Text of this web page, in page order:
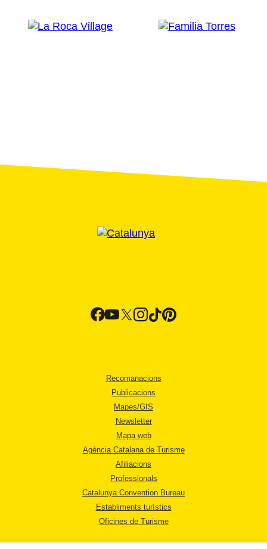
Recomanacions
Publicacions
Mapes/GIS
Newsletter
Mapa web
Agència Catalana de Turisme
Afiliacions
Professionals
Catalunya Convention Bureau
Establiments turístics
Oficines de Turisme